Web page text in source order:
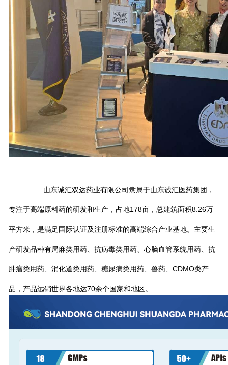
山东诚汇双达药业有限公司隶属于山东诚汇医药集团，
专注于高端原料药的研发和生产，占地178亩，总建筑面积8.26万
平方米，是满足国际认证及注册标准的高端综合产业基地。主要生
产研发品种有局麻类用药、抗病毒类用药、心脑血管系统用药、抗
肿瘤类用药、消化道类用药、糖尿病类用药、兽药、CDMO类产
品，产品远销世界各地达70余个国家和地区。